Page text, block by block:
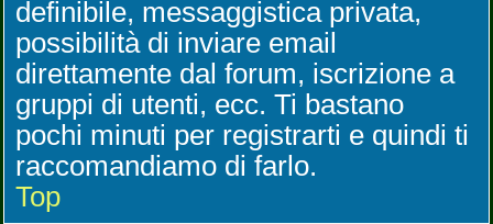
definibile, messaggistica privata,
possibilità di inviare email
direttamente dal forum, iscrizione a
gruppi di utenti, ecc. Ti bastano
pochi minuti per registrarti e quindi ti
raccomandiamo di farlo.
Top